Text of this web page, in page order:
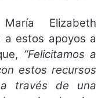
Elizabeth
a estos apoyos a
“Felicitamos a
estos recursos
través de una